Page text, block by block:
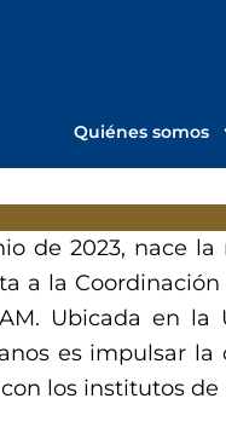
Quiénes somos
de 2023, nace
a la
Ubicada en la
es impulsar
los institutos